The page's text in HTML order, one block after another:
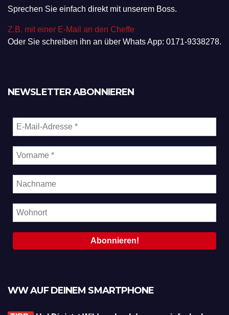
Sprechen Sie einfach direkt mit unserem Boss.
Z.B. mit einer E-Mail an den Cheffe
WW AUF DEINEM SMARTPHONE